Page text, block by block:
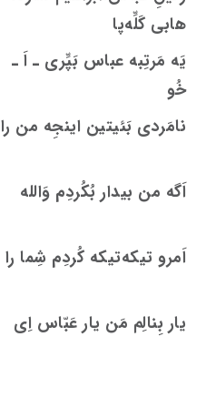
هابی کَلِّه‌پا
یَه مَرتِبه عباس بَپِّری ـ اَ ـ
خُو
نامَردی بَئیتین اینجِه من را
اَگه من بیدار بُکُردِم وَالله
اَمرو تیکه‌تیکه کُردِم شِما را
یار بِنالِم مَن یار عَبّاس اِی